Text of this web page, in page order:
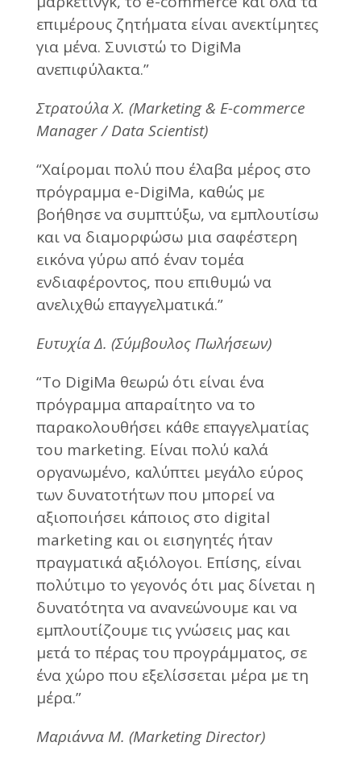
επιμέρους ζητήματα είναι ανεκτίμητες
για μένα. Συνιστώ το DigiMa
ανεπιφύλακτα.”
Στρατούλα Χ. (Marketing & E-commerce
Manager / Data Scientist)
“Xαίρομαι πολύ που έλαβα μέρος στο
πρόγραμμα e-DigiMa, καθώς με
βοήθησε να συμπτύξω, να εμπλουτίσω
και να διαμορφώσω μια σαφέστερη
εικόνα γύρω από έναν τομέα
ενδιαφέροντος, που επιθυμώ να
ανελιχθώ επαγγελματικά.”
Ευτυχία Δ. (Σύμβουλος Πωλήσεων)
“Tο DigiMa θεωρώ ότι είναι ένα
πρόγραμμα απαραίτητο να το
παρακολουθήσει κάθε επαγγελματίας
του marketing. Είναι πολύ καλά
οργανωμένο, καλύπτει μεγάλο εύρος
των δυνατοτήτων που μπορεί να
αξιοποιήσει κάποιος στο digital
marketing και οι εισηγητές ήταν
πραγματικά αξιόλογοι. Επίσης, είναι
πολύτιμο το γεγονός ότι μας δίνεται η
δυνατότητα να ανανεώνουμε και να
εμπλουτίζουμε τις γνώσεις μας και
μετά το πέρας του προγράμματος, σε
ένα χώρο που εξελίσσεται μέρα με τη
μέρα.”
Μαριάννα Μ. (Marketing Director)